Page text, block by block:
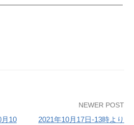
月10
NEWER POST
2021年10月17日-13時より